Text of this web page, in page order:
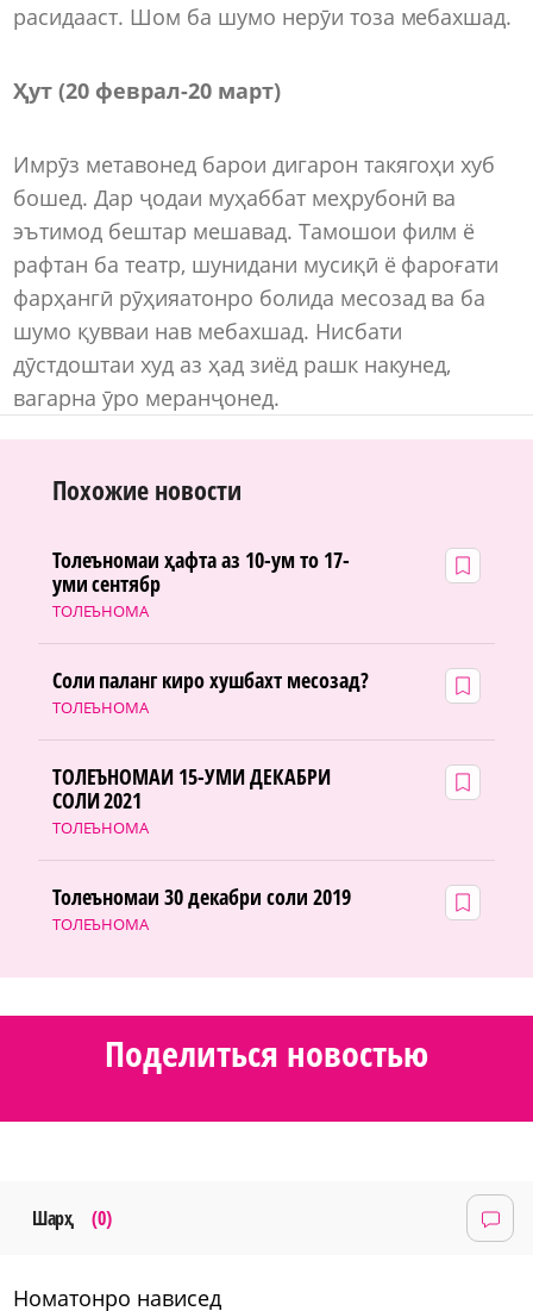
расидааст. Шом ба шумо нерӯи тоза мебахшад.
Ҳут (20 феврал-20 март)
Имрӯз метавонед барои дигарон такягоҳи хуб
бошед. Дар ҷодаи муҳаббат меҳрубонӣ ва
эътимод бештар мешавад. Тамошои филм ё
рафтан ба театр, шунидани мусиқӣ ё фароғати
фарҳангӣ рӯҳияатонро болида месозад ва ба
шумо қувваи нав мебахшад. Нисбати
дӯстдоштаи худ аз ҳад зиёд рашк накунед,
вагарна ӯро меранҷонед.
Похожие новости
ТОЛЕЪНОМА
Толеъномаи ҳафта аз 10-ум то 17-
уми сентябр
ТОЛЕЪНОМА
Соли паланг киро хушбахт месозад?
ТОЛЕЪНОМА
ТОЛЕЪНОМАИ 15-УМИ ДЕКАБРИ
СОЛИ 2021
ТОЛЕЪНОМА
Толеъномаи 30 декабри соли 2019
Поделиться новостью
Шарҳ (0)
номатонро нависед